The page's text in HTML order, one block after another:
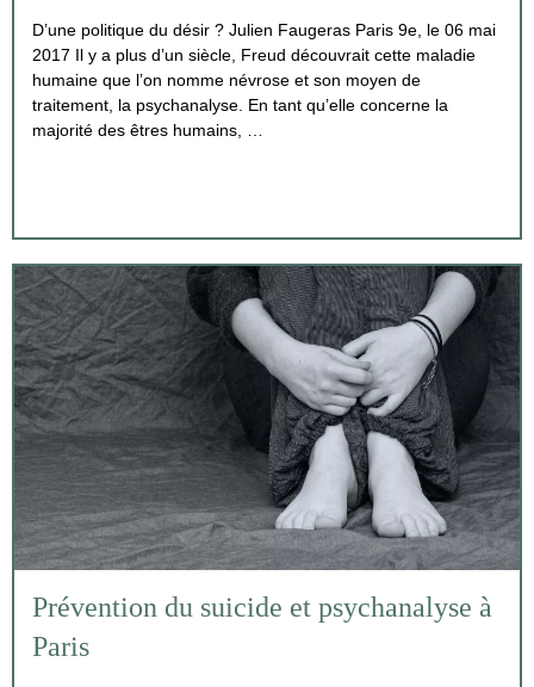
D’une politique du désir ? Julien Faugeras Paris 9e, le 06 mai
2017 Il y a plus d’un siècle, Freud découvrait cette maladie
humaine que l’on nomme névrose et son moyen de
traitement, la psychanalyse. En tant qu’elle concerne la
majorité des êtres humains, …
Prévention du suicide et psychanalyse à
Paris